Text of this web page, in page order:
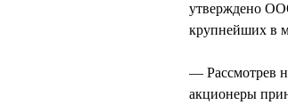
утверждено
крупнейших в
— Рассмотрев
акционеры